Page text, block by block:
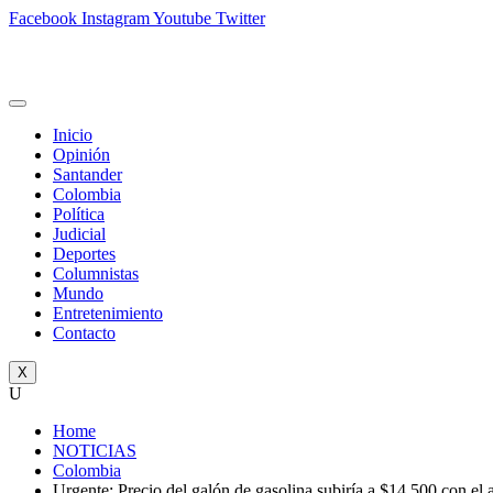
Facebook InstagramYoutube Twitter
Inicio
Opinión
Santander
Colombia
Política
Judicial
Deportes
Columnistas
Mundo
Entretenimiento
Contacto
X
U
Home
NOTICIAS
Colombia